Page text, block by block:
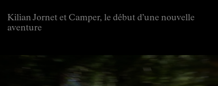
Kilian Jornet et Camper, le début d’une nouvelle
aventure